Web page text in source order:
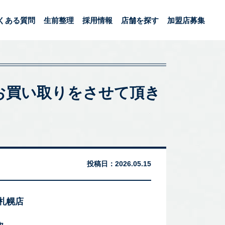
ある質問 生前整理 採用情報 店舗を探す 加盟店募集
い取りをさせて頂き
投稿日： 2026.05.15
幌店